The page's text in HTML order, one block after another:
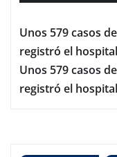
Unos 579 casos
registró el
Unos 579 casos
registró el